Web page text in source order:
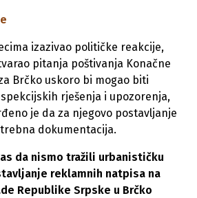
izazivao političke reakcije,
pitanja poštivanja Konačne
Brčko uskoro bi mogao biti
rješenja i upozorenja,
je da za njegovo postavljanje
dokumentacija.
da nismo tražili urbanističku
reklamnih natpisa na
Republike Srpske u Brčko